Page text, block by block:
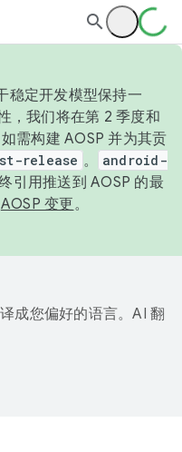
稳定开发模型保持一
，我们将在第 2 季度和
需构建 AOSP 并为其贡
release 。
android-
引用推送到 AOSP 的最
AOSP 变更。
成您偏好的语言。AI 翻